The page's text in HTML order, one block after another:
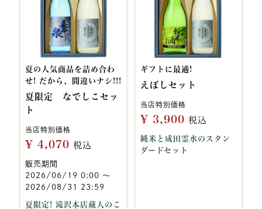
夏の人気商品を詰め合わ
せ! だから、間違いナシ!!!
夏限定 なでしこセッ
ト
当店特別価格
¥ 4,070 税込
販売期間
2026/06/19 0:00 〜
2026/08/31 23:59
夏限定! 滝沢本店蔵人のこ
ギフトに最適!
えぼしセット
当店特別価格
¥ 3,900 税込
純米と成田霊水のスタン
ダードセット